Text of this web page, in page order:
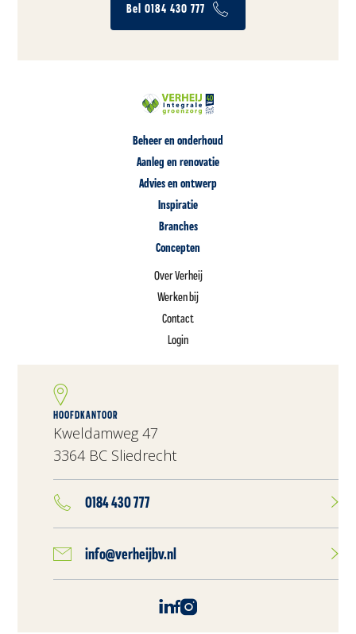
Bel 0184 430 777
Beheer en onderhoud
Aanleg en renovatie
Advies en ontwerp
Inspiratie
Branches
Concepten
Over Verheij
Werken bij
Contact
Login
HOOFDKANTOOR
Kweldamweg 47
3364 BC Sliedrecht
0184 430 777
info@verheijbv.nl